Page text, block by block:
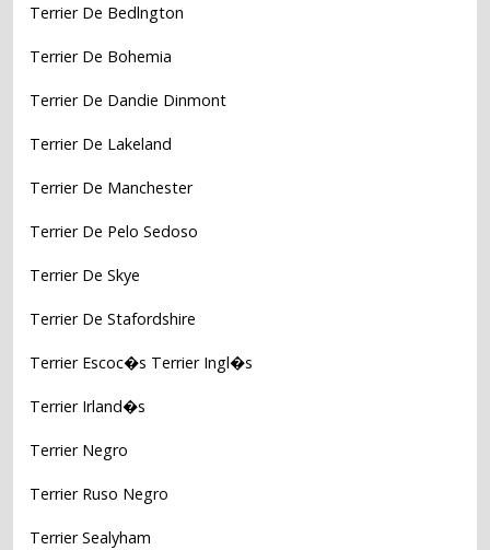
Terrier De Bedlngton
Terrier De Bohemia
Terrier De Dandie Dinmont
Terrier De Lakeland
Terrier De Manchester
Terrier De Pelo Sedoso
Terrier De Skye
Terrier De Stafordshire
Terrier Escoc�s Terrier Ingl�s
Terrier Irland�s
Terrier Negro
Terrier Ruso Negro
Terrier Sealyham